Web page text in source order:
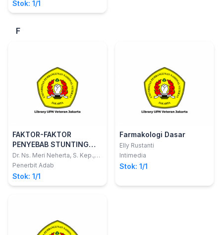
Stok: 1/1
F
FAKTOR-FAKTOR
PENYEBAB STUNTING
PADA ANAK
Dr. Ns. Meri Neherta, S. Kep.,
M. Biomed.,; Dr. Deswita, S.Kp.,
Reky Marlani, S. Kep., M. Kep.
Penerbit Adab
Stok: 1/1
Farmakologi Dasar
Elly Rustanti
Intimedia
Stok: 1/1